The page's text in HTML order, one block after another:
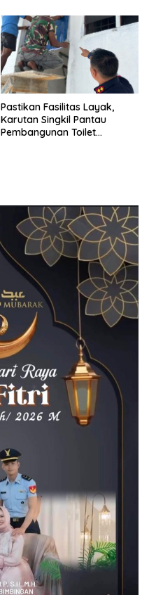
Pastikan Fasilitas Layak,
Karutan Singkil Pantau
Pembangunan Toilet